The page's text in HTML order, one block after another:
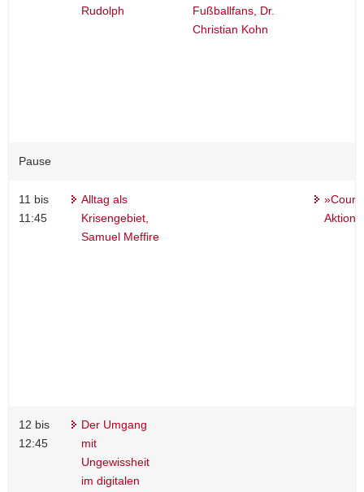
Rudolph
Fußballfans, Dr.
Christian Kohn
Pause
11 bis
11:45
Alltag als
Krisengebiet,
Samuel Meffire
Aktion
12 bis
12:45
Der Umgang
mit
Ungewissheit
im digitalen